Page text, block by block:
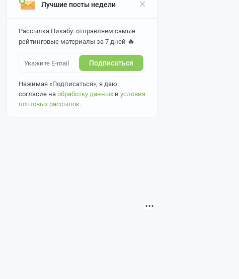
Лучшие посты недели
Рассылка Пикабу: отправляем самые
рейтинговые материалы за 7 дней 🔥
Подписаться
Нажимая «Подписаться», я даю
согласие на обработку данных и условия
почтовых рассылок.